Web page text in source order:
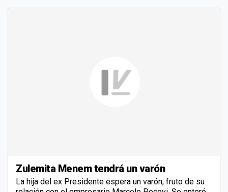
Zulemita Menem tendrá un varón
La hija del ex Presidente espera un varón, fruto de su